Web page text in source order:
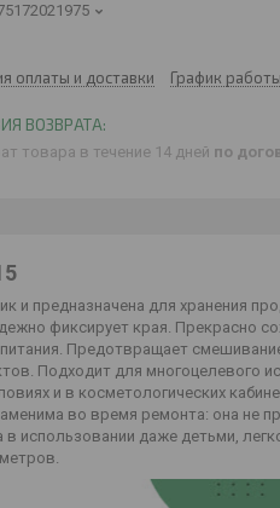
оплаты и доставки График работы
товара в течение 14 дней по
и предназначена для хранения
фиксирует края. Прекрасно
Предотвращает
Подходит для многоцелевого
и в косметологических
во время ремонта: она не
использовании даже детьми,